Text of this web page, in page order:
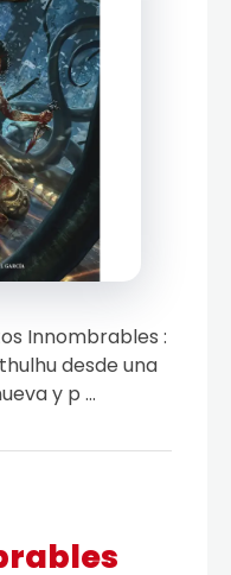
Innombrables :
desde una
y p ...